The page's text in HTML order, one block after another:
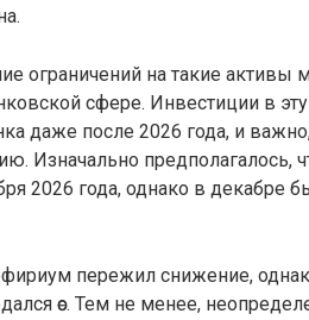
ограничений на такие активы
сфере. Инвестиции в эту
даже после 2026 года, и
Изначально предполагалось,
2026 года, однако в декабре
пережил снижение,
өс. Тем не менее,